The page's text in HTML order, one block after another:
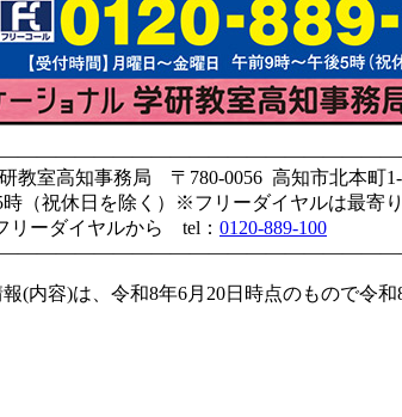
研教室高知事務局 〒780-0056 高知市北本町
（祝休日を除く）※フリーダイヤルは最寄
リーダイヤルから tel： 0120-889-100
(内容)は、令和8年6月20日時点のもので令和